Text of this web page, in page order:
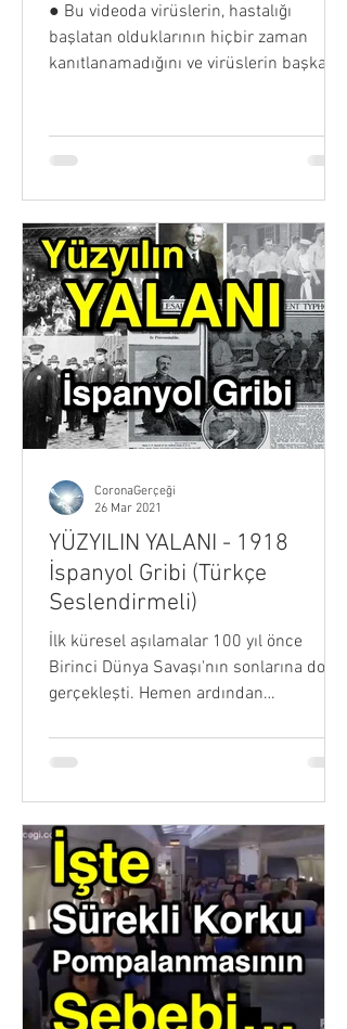
● Bu videoda virüslerin, hastalığı
başlatan olduklarının hiçbir zaman
kanıtlanamadığını ve virüslerin başka
YÜZYILIN YALANI - 1918
İspanyol Gribi (Türkçe
Seslendirmeli)
İlk küresel aşılamalar 100 yıl önce
Birinci Dünya Savaşı'nın sonlarına doğru
gerçekleşti. Hemen ardından
çıktı. Bu daha sonra "İspanyol gribi"
olarak tanındı. Ancak o zamana ait
doktorların eski kitaplarını okursanız,
grip salgınının tamamen farklı bir
resmini görürsünüz: kitlesel ölümleri
tetikleyen gerçekte AŞILARDI.
Bilgilenmek, salgın korkusuna karşı en
iyi ilaçtır! Türkçe Seslendirmeli Video ⬇️
vide
CoronaGerçeği
26 Mar 2021